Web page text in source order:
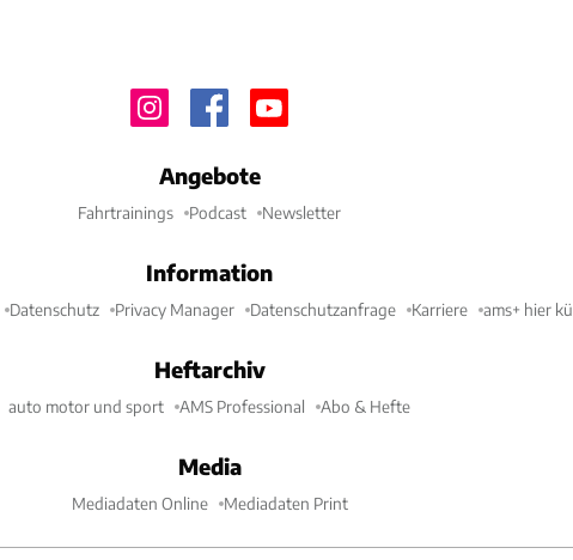
Angebote
Fahrtrainings Podcast Newsletter
Information
Datenschutz Privacy Manager Datenschutzanfrage Karriere ams+ hier
Heftarchiv
auto motor und sport AMS Professional Abo & Hefte
Media
Mediadaten Online Mediadaten Print